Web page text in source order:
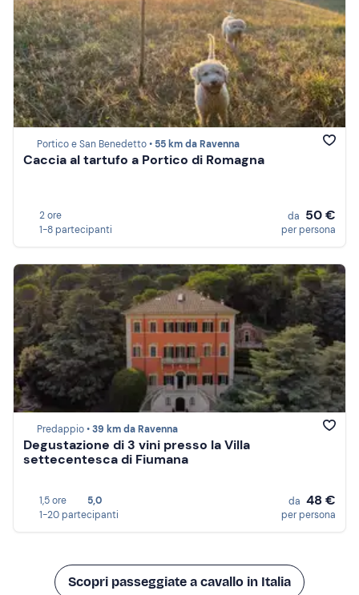
Portico e San Benedetto • 55 km da Ravenna
Caccia al tartufo a Portico di Romagna
2 ore
1-8 partecipanti
da 50 €
per persona
Predappio •39 km da Ravenna
Degustazione di 3 vini presso la Villa
settecentesca di Fiumana
1,5 ore
5,0
1-20 partecipanti
da 48 €
per persona
Scopri passeggiate a cavallo in Italia